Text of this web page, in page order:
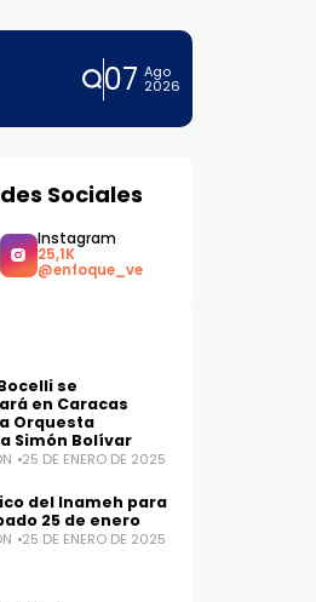
07 Ago
2026
Sociales
Twitter
100,0
se
en Caracas
Orquesta
Simón Bolívar
25 DE ENERO DE 2025
del Inameh para
25 de enero
25 DE ENERO DE 2025